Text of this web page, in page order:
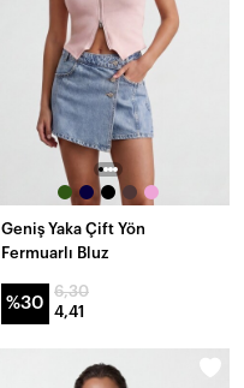
Geniş Yaka Çift Yön
Fermuarlı Bluz
%30
6,30
4,41